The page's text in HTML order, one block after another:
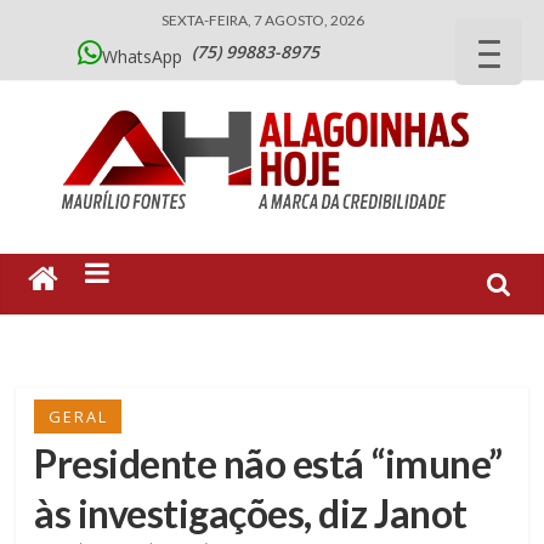
SEXTA-FEIRA, 7 AGOSTO, 2026
WhatsApp (75) 99883-8975
GERAL
Presidente não está “imune”
às investigações, diz Janot